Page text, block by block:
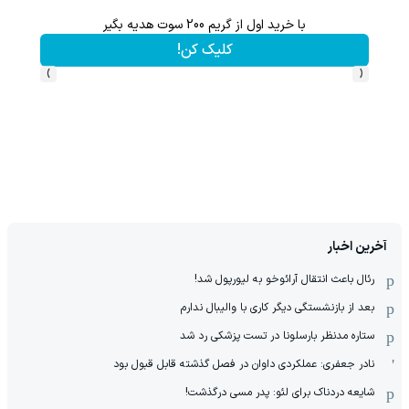
با خرید اول از گریم 200 سوت هدیه بگیر
کلیک کن!
‹
›
آخرین اخبار
رئال باعث انتقال آرائوخو به لیورپول شد!
بعد از بازنشستگی دیگر کاری با والیبال ندارم
ستاره مدنظر بارسلونا در تست پزشکی رد شد
نادر جعفری: عملکردی داوان در فصل گذشته قابل قبول بود
شایعه دردناک برای لئو: پدر مسی درگذشت!